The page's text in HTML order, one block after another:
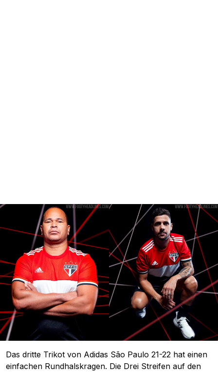
Das dritte Trikot von Adidas São Paulo 21-22 hat einen
einfachen Rundhalskragen. Die Drei Streifen auf den